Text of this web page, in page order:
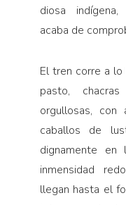
diosa
acaba de
El tren corre a
pasto,
orgullosas,
caballos de
dignamente
inmensidad
llegan hasta el